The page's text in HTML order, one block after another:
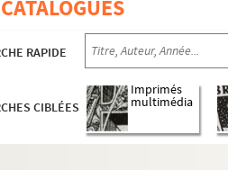
RAPIDE
CIBLÉES
Imprimés
multimédia
Valabrègue. Ménages parisiens :
Pournin. Le mendiant de la Bastille :
de Montépin, Jules Dornay. La
de Balzac. Mercadet : comédie en 3
d'Aigremont, Jules Dornay. Mère et
Mendès. Les mères ennemies :